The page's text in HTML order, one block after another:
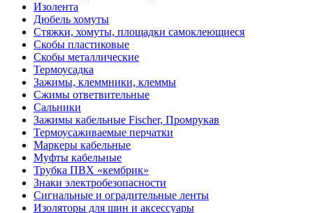
Изолента
Дюбель хомуты
Стяжки, хомуты, площадки самоклеющиеся
Скобы пластиковые
Скобы металлические
Термоусадка
Зажимы, клеммники, клеммы
Сжимы ответвительные
Сальники
Зажимы кабельные Fischer, Промрукав
Термоусаживаемые перчатки
Маркеры кабельные
Муфты кабельные
Трубка ПВХ «кембрик»
Знаки электробезопасности
Сигнальные и оградительные ленты
Изоляторы для шин и аксессуары